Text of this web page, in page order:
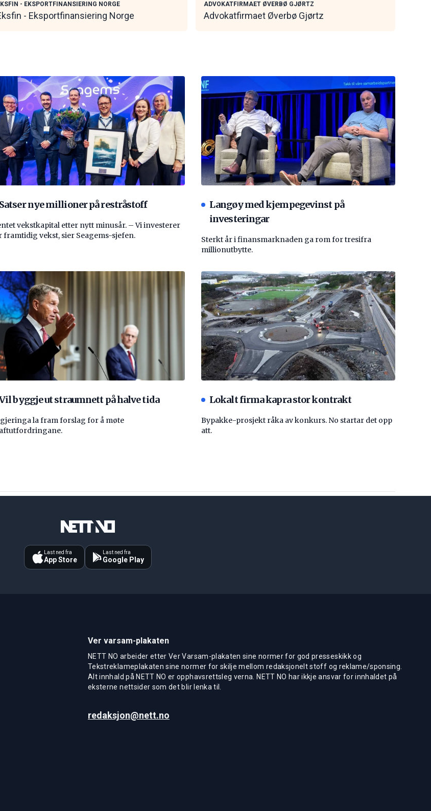
- EKSPORTFINANSIERING NORGE
- Eksportfinansiering Norge
ADVOKATFIRMAET ØVERBØ GJØRTZ
Advokatfirmaet Øverbø Gjørtz
Satser nye millioner på restråstoff
vekstkapital etter nytt minusår. – Vi investerer
framtidig vekst, sier Seagems-sjefen.
Langøy med kjempegevinst på
investeringar
Sterkt år i finansmarknaden ga rom for tresifra
millionutbytte.
byggje ut straumnett på halve tida
la fram forslag for å møte
Lokalt firma kapra stor kontrakt
Bypakke-prosjekt råka av konkurs. No startar det opp
att.
Last ned fra
App Store
Last ned fra
Google Play
Ver varsam-plakaten
NETT NO arbeider etter Ver Varsam-plakaten sine normer for god presseskikk og
Tekstreklameplakaten sine normer for skilje mellom redaksjonelt stoff og reklame/sponsing.
Alt innhald på NETT NO er opphavsrettsleg verna. NETT NO har ikkje ansvar for innhaldet på
eksterne nettsider som det blir lenka til.
redaksjon@nett.no